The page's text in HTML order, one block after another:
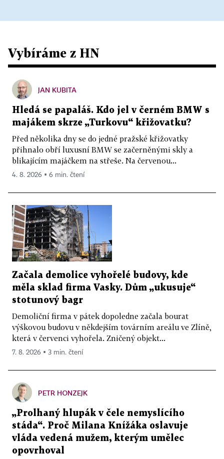
Vybíráme z HN
JAN KUBITA
Hledá se papaláš. Kdo jel v černém BMW s
majákem skrze „Turkovu“ křižovatku?
Před několika dny se do jedné pražské křižovatky
přihnalo obří luxusní BMW se začerněnými skly a
blikajícím majáčkem na střeše. Na červenou...
4. 8. 2026 ▪ 6 min. čtení
Začala demolice vyhořelé budovy, kde
měla sklad firma Vasky. Dům „ukusuje“
stotunový bagr
Demoliční firma v pátek dopoledne začala bourat
výškovou budovu v někdejším továrním areálu ve Zlíně,
která v červenci vyhořela. Zničený objekt...
7. 8. 2026 ▪ 3 min. čtení
PETR HONZEJK
„Prolhaný hlupák v čele nemyslícího
stáda“. Proč Milana Knížáka oslavuje
vláda vedená mužem, kterým umělec
opovrhoval